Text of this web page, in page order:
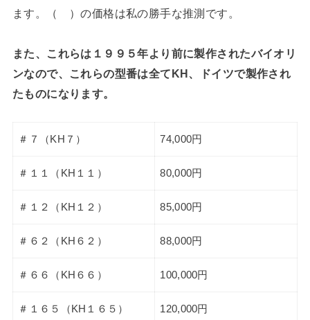
ます。（ ）の価格は私の勝手な推測です。
また、これらは１９９５年より前に製作されたバイオリ
ンなので、これらの型番は全てKH、ドイツで製作され
たものになります。
＃７（KH７） 74,000円
＃１１（KH１１） 80,000円
＃１２（KH１２） 85,000円
＃６２（KH６２） 88,000円
＃６６（KH６６） 100,000円
＃１６５（KH１６５） 120,000円